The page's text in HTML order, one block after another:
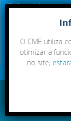
Reformador
Conselho Espírita
Conteúdo
O CME utiliza
otimizar a
no site,